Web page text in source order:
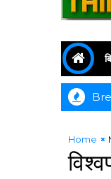
Home